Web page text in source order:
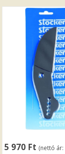
5 970 Ft (nettó ár: